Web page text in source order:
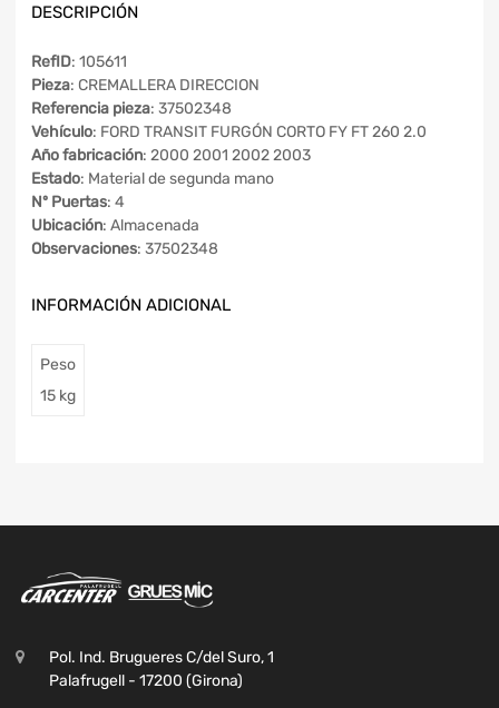
DESCRIPCIÓN
RefID: 105611
Pieza: CREMALLERA DIRECCION
Referencia pieza: 37502348
Vehículo: FORD TRANSIT FURGÓN CORTO FY FT 260 2.0
Año fabricación: 2000 2001 2002 2003
Estado: Material de segunda mano
Nº Puertas: 4
Ubicación: Almacenada
Observaciones: 37502348
INFORMACIÓN ADICIONAL
Peso
15 kg
Pol. Ind. Brugueres C/del Suro, 1
Palafrugell - 17200 (Girona)